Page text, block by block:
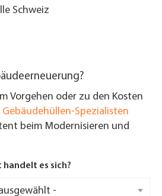
Schweiz
Vorgehen oder zu den Kosten
Gebäudehüllen-Spezialisten
beim Modernisieren und
handelt es sich?